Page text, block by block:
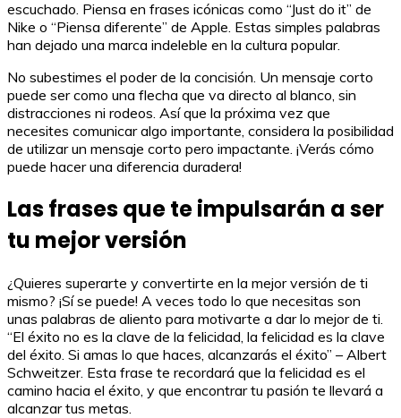
escuchado. Piensa en frases icónicas como “Just do it” de
Nike o “Piensa diferente” de Apple. Estas simples palabras
han dejado una marca indeleble en la cultura popular.
No subestimes el poder de la concisión. Un mensaje corto
puede ser como una flecha que va directo al blanco, sin
distracciones ni rodeos. Así que la próxima vez que
necesites comunicar algo importante, considera la posibilidad
de utilizar un mensaje corto pero impactante. ¡Verás cómo
puede hacer una diferencia duradera!
Las frases que te impulsarán a ser
tu mejor versión
¿Quieres superarte y convertirte en la mejor versión de ti
mismo? ¡Sí se puede! A veces todo lo que necesitas son
unas palabras de aliento para motivarte a dar lo mejor de ti.
“El éxito no es la clave de la felicidad, la felicidad es la clave
del éxito. Si amas lo que haces, alcanzarás el éxito” – Albert
Schweitzer. Esta frase te recordará que la felicidad es el
camino hacia el éxito, y que encontrar tu pasión te llevará a
alcanzar tus metas.